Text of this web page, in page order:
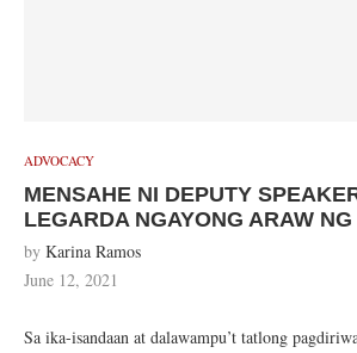
ADVOCACY
MENSAHE NI DEPUTY
LEGARDA NGAYONG ARAW
by Karina Ramos
June 12, 2021
Sa ika-isandaan at dalawampu’t tatlong